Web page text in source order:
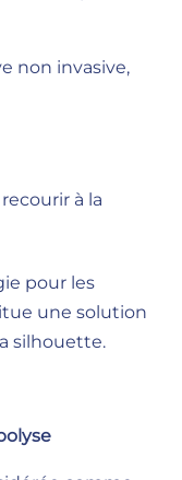
non invasive,
à la
pour les
une solution
silhouette.